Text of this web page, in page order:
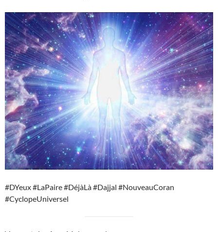
#DYeux #LaPaire #DéjàLà #Dajjal #NouveauCoran
#CyclopeUniversel